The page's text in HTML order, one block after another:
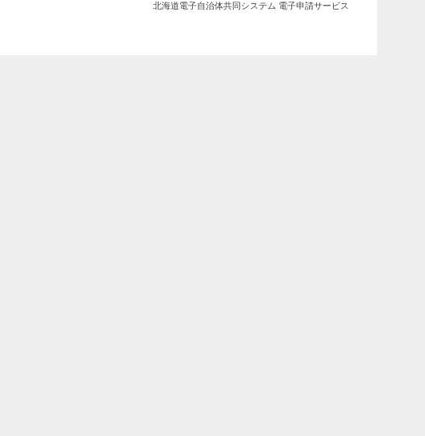
北海道電子自治体共同システム 電子申請サービス